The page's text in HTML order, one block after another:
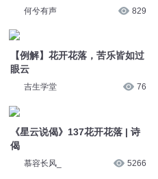
何兮有声 829
【例解】花开花落，苦乐皆如过
眼云
吉生学堂 76
《星云说偈》137花开花落 | 诗
偈
慕容长风_ 5266